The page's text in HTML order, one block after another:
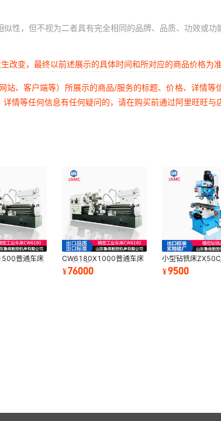
性，但不视为二者具有完全相同的品牌、品质、功效或功
变，最终以前述展示的具体时间和所对应的商品价格为准
、客户端等）所展示的商品/服务的标题、价格、详情
情等任何信息有任何疑问的，请在购买前通过阿里旺旺
普通车床
径落地式车床
车床
CW6180X1000普通车床
卧式普通车床 大孔径车床
CW6280车床
¥76000
小型钻铣床
50 钻铣一体 自动
ZX50钻铣床
¥9500